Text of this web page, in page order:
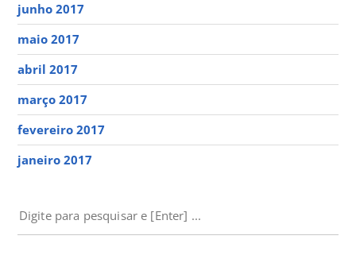
junho 2017
maio 2017
abril 2017
março 2017
fevereiro 2017
janeiro 2017
PESQUISAR